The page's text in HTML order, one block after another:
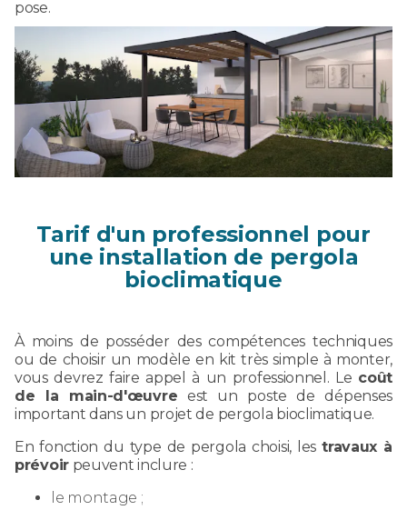
pose.
Tarif d'un professionnel pour
une installation de pergola
bioclimatique
À moins de posséder des compétences techniques
ou de choisir un modèle en kit très simple à monter,
vous devrez faire appel à un professionnel. Le coût
de la main-d'œuvre est un poste de dépenses
important dans un projet de pergola bioclimatique.
En fonction du type de pergola choisi, lestravaux à
prévoirpeuvent inclure :
le montage ;